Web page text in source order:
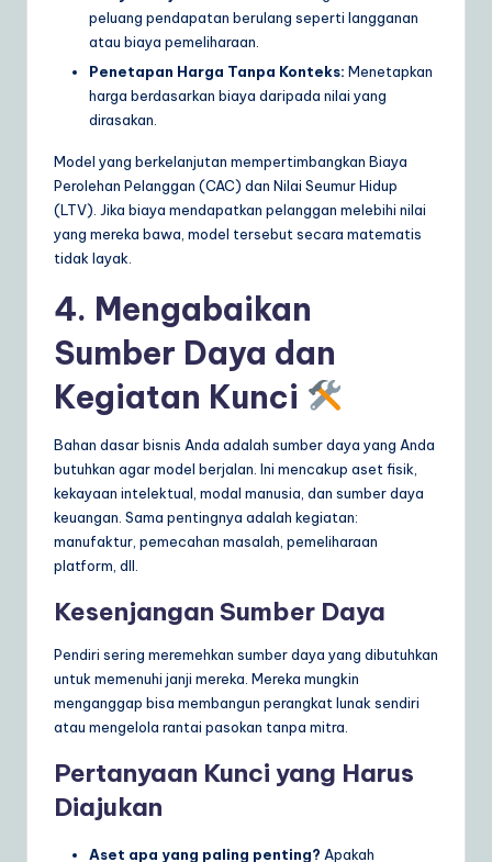
peluang pendapatan berulang seperti langganan
atau biaya pemeliharaan.
Penetapan Harga Tanpa Konteks: Menetapkan
harga berdasarkan biaya daripada nilai yang
dirasakan.
Model yang berkelanjutan mempertimbangkan Biaya
Perolehan Pelanggan (CAC) dan Nilai Seumur Hidup
(LTV). Jika biaya mendapatkan pelanggan melebihi nilai
yang mereka bawa, model tersebut secara matematis
tidak layak.
4. Mengabaikan
Sumber Daya dan
Kegiatan Kunci
Bahan dasar bisnis Anda adalah sumber daya yang Anda
butuhkan agar model berjalan. Ini mencakup aset fisik,
kekayaan intelektual, modal manusia, dan sumber daya
keuangan. Sama pentingnya adalah kegiatan:
manufaktur, pemecahan masalah, pemeliharaan
platform, dll.
Kesenjangan Sumber Daya
Pendiri sering meremehkan sumber daya yang dibutuhkan
untuk memenuhi janji mereka. Mereka mungkin
menganggap bisa membangun perangkat lunak sendiri
atau mengelola rantai pasokan tanpa mitra.
Pertanyaan Kunci yang Harus
Diajukan
Aset apa yang paling penting? Apakah